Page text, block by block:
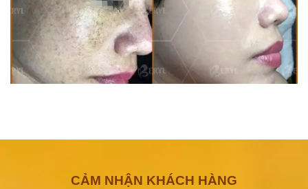
CẢM NHẬN KHÁCH HÀNG